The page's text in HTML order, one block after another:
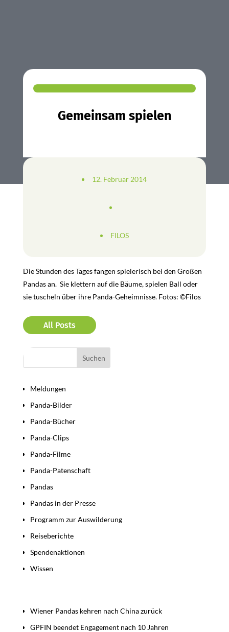
Gemeinsam spielen
12. Februar 2014
FILOS
Die Stunden des Tages fangen spielerisch bei den Großen
Pandas an. Sie klettern auf die Bäume, spielen Ball oder
sie tuscheln über ihre Panda-Geheimnisse. Fotos: ©Filos
All Posts
Meldungen
Panda-Bilder
Panda-Bücher
Panda-Clips
Panda-Filme
Panda-Patenschaft
Pandas
Pandas in der Presse
Programm zur Auswilderung
Reiseberichte
Spendenaktionen
Wissen
Wiener Pandas kehren nach China zurück
GPFIN beendet Engagement nach 10 Jahren